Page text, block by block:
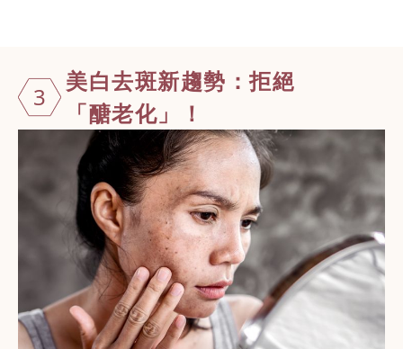
3
美白去斑新趨勢：拒絕
「醣老化」！